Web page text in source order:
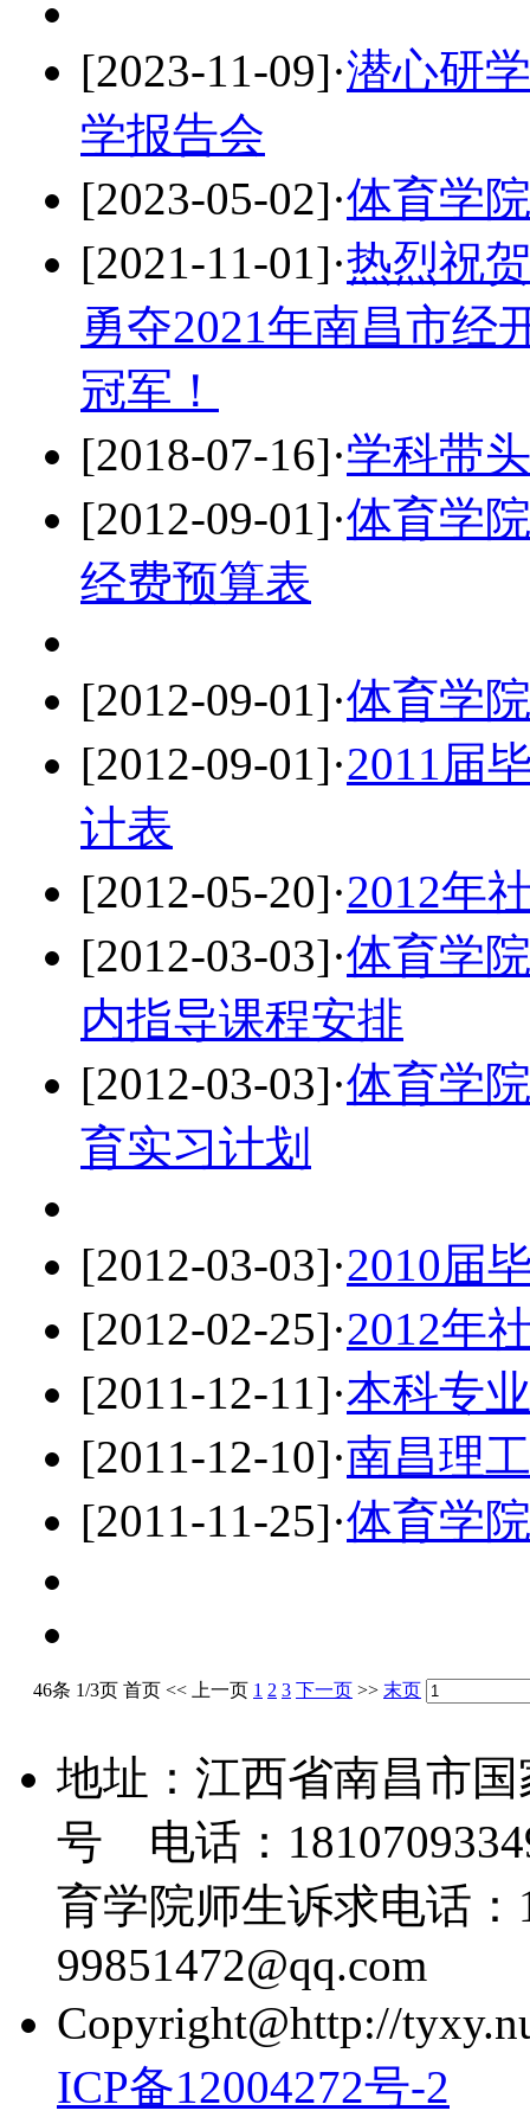
[2023-11-09]·潜心研
学报告会
[2023-05-02]·体育学
[2021-11-01]·热烈祝
勇夺2021年南昌市经
冠军！
[2018-07-16]·学科带
[2012-09-01]·体育学
经费预算表
[2012-09-01]·体育学
[2012-09-01]·2011届
计表
[2012-05-20]·2012年
[2012-03-03]·体育学
内指导课程安排
[2012-03-03]·体育学
育实习计划
[2012-03-03]·2010届
[2012-02-25]·2012年
[2011-12-11]·本科专
[2011-12-10]·南昌理
[2011-11-25]·体育学
46条 1/3页 首页 << 上一页 1 2 3 下一页 >> 末页
地址：江西省南昌市
号 电话：
育学院师生诉求电话：
99851472@qq.com
Copyright@http://
ICP备12004272号-2